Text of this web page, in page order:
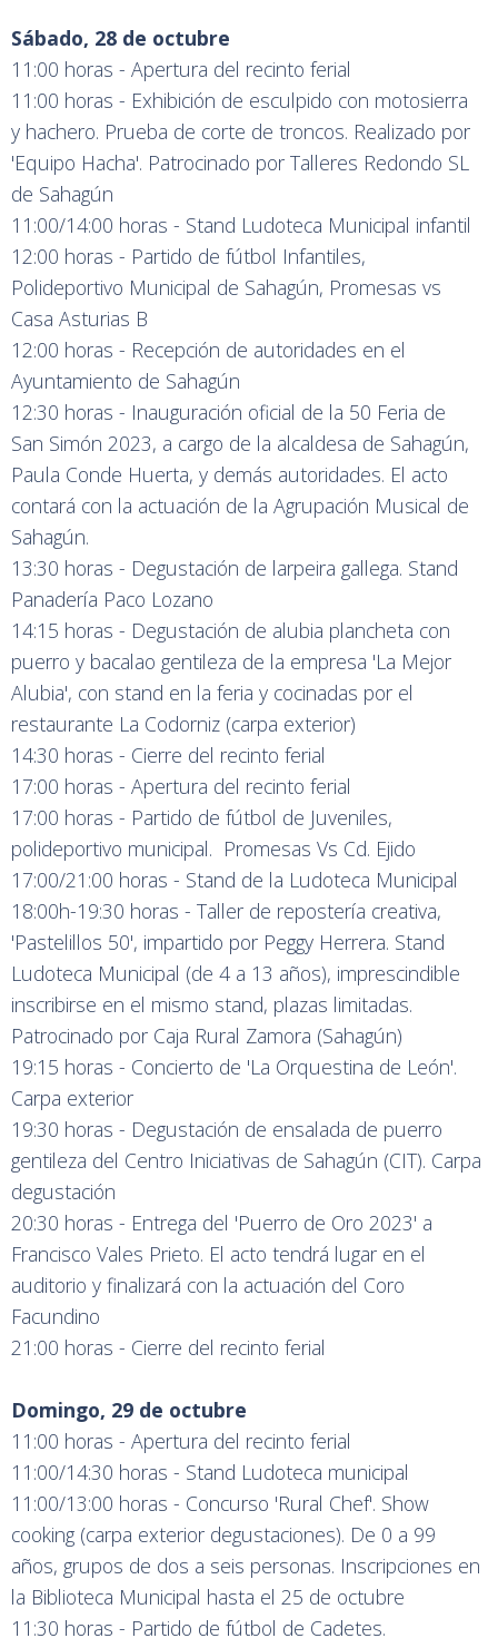
Sábado, 28 de octubre
11:00 horas - Apertura del recinto ferial
11:00 horas - Exhibición de esculpido con motosierra
y hachero. Prueba de corte de troncos. Realizado por
'Equipo Hacha'. Patrocinado por Talleres Redondo SL
de Sahagún
11:00/14:00 horas - Stand Ludoteca Municipal infantil
12:00 horas - Partido de fútbol Infantiles,
Polideportivo Municipal de Sahagún, Promesas vs
Casa Asturias B
12:00 horas - Recepción de autoridades en el
Ayuntamiento de Sahagún
12:30 horas - Inauguración oficial de la 50 Feria de
San Simón 2023, a cargo de la alcaldesa de Sahagún,
Paula Conde Huerta, y demás autoridades. El acto
contará con la actuación de la Agrupación Musical de
Sahagún.
13:30 horas - Degustación de larpeira gallega. Stand
Panadería Paco Lozano
14:15 horas - Degustación de alubia plancheta con
puerro y bacalao gentileza de la empresa 'La Mejor
Alubia', con stand en la feria y cocinadas por el
restaurante La Codorniz (carpa exterior)
14:30 horas - Cierre del recinto ferial
17:00 horas - Apertura del recinto ferial
17:00 horas - Partido de fútbol de Juveniles,
polideportivo municipal. Promesas Vs Cd. Ejido
17:00/21:00 horas - Stand de la Ludoteca Municipal
18:00h-19:30 horas - Taller de repostería creativa,
'Pastelillos 50', impartido por Peggy Herrera. Stand
Ludoteca Municipal (de 4 a 13 años), imprescindible
inscribirse en el mismo stand, plazas limitadas.
Patrocinado por Caja Rural Zamora (Sahagún)
19:15 horas - Concierto de 'La Orquestina de León'.
Carpa exterior
19:30 horas - Degustación de ensalada de puerro
gentileza del Centro Iniciativas de Sahagún (CIT). Carpa
degustación
20:30 horas - Entrega del 'Puerro de Oro 2023' a
Francisco Vales Prieto. El acto tendrá lugar en el
auditorio y finalizará con la actuación del Coro
Facundino
21:00 horas - Cierre del recinto ferial
Domingo, 29 de octubre
11:00 horas - Apertura del recinto ferial
11:00/14:30 horas - Stand Ludoteca municipal
11:00/13:00 horas - Concurso 'Rural Chef'. Show
cooking (carpa exterior degustaciones). De 0 a 99
años, grupos de dos a seis personas. Inscripciones en
la Biblioteca Municipal hasta el 25 de octubre
11:30 horas - Partido de fútbol de Cadetes.